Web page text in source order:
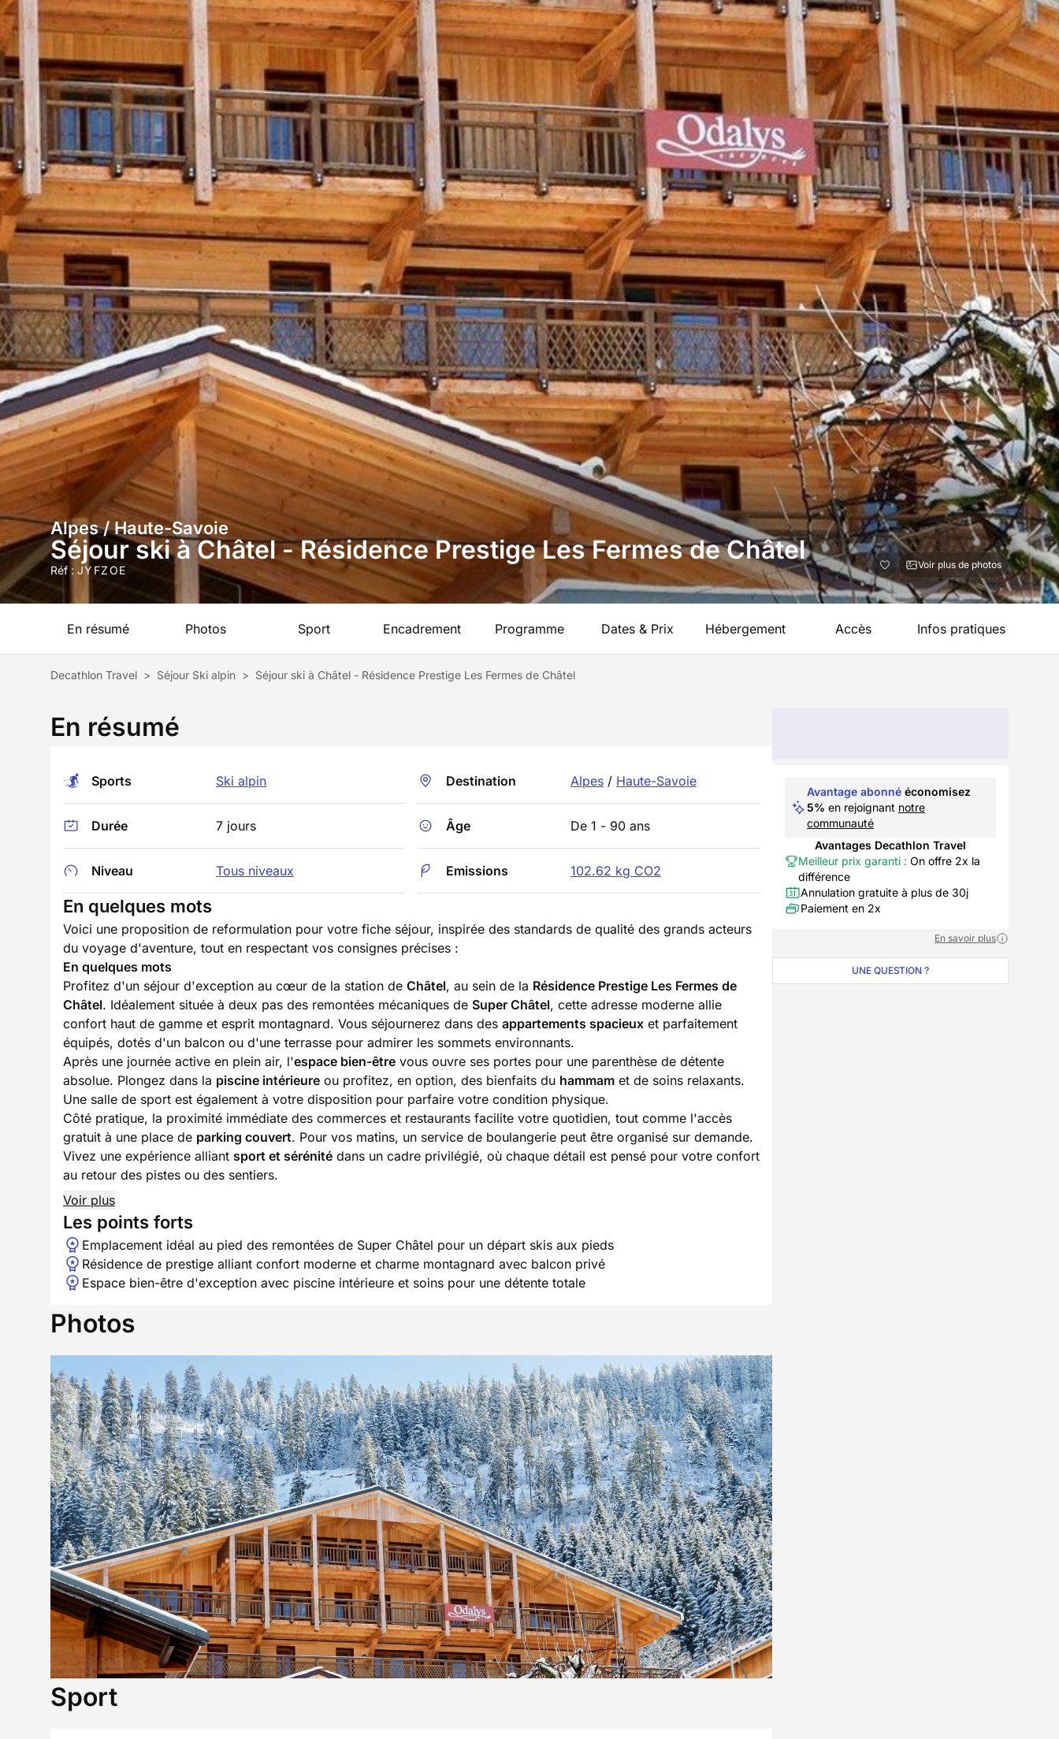
Alpes / Haute-Savoie
Séjour ski à Châtel - Résidence Prestige Les Fermes de Châtel
Réf : JYFZOE Voir plus de photos
En résumé Photos Sport Encadrement Programme Dates & Prix Hébergement Accès Infos pratiques
Decathlon Travel > Séjour Ski alpin > Séjour ski à Châtel - Résidence Prestige Les Fermes de Châtel
En résumé
Sports Ski alpin
Durée 7 jours
Niveau Tous niveaux
Destination Alpes / Haute-Savoie
Âge De 1 - 90 ans
Emissions 102.62 kg CO2
En quelques mots
Voici une proposition de reformulation pour votre fiche séjour, inspirée des standards de qualité des grands acteurs
du voyage d'aventure, tout en respectant vos consignes précises :
En quelques mots
Profitez d'un séjour d'exception au cœur de la station de Châtel, au sein de la Résidence Prestige Les Fermes de
Châtel. Idéalement située à deux pas des remontées mécaniques de Super Châtel, cette adresse moderne allie
confort haut de gamme et esprit montagnard. Vous séjournerez dans des appartements spacieux et parfaitement
équipés, dotés d'un balcon ou d'une terrasse pour admirer les sommets environnants.
Après une journée active en plein air, l'espace bien-être vous ouvre ses portes pour une parenthèse de détente
absolue. Plongez dans la piscine intérieure ou profitez, en option, des bienfaits du hammam et de soins relaxants.
Une salle de sport est également à votre disposition pour parfaire votre condition physique.
Côté pratique, la proximité immédiate des commerces et restaurants facilite votre quotidien, tout comme l'accès
gratuit à une place de parking couvert. Pour vos matins, un service de boulangerie peut être organisé sur demande.
Vivez une expérience alliant sport et sérénité dans un cadre privilégié, où chaque détail est pensé pour votre confort
au retour des pistes ou des sentiers.
Voir plus
Les points forts
Emplacement idéal au pied des remontées de Super Châtel pour un départ skis aux pieds
Résidence de prestige alliant confort moderne et charme montagnard avec balcon privé
Espace bien-être d'exception avec piscine intérieure et soins pour une détente totale
Photos
Sport
Avantage abonné économisez
5% en rejoignant notre
communauté
Avantages Decathlon Travel
Meilleur prix garanti : On offre 2x la
différence
Annulation gratuite à plus de 30j
Paiement en 2x
En savoir plus
UNE QUESTION ?